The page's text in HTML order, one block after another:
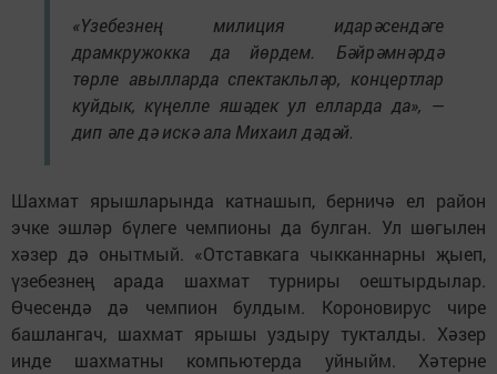
«Үзебезнең милиция идарәсендәге
драмкружокка да йөрдем. Бәйрәмнәрдә
төрле авылларда спектакльләр, концертлар
куйдык, күңелле яшәдек ул елларда да», —
дип әле дә искә ала Михаил дәдәй.
Шахмат ярышларында катнашып, берничә ел район
эчке эшләр бүлеге чемпионы да булган. Ул шөгылен
хәзер дә онытмый. «Отставкага чыкканнарны җыеп,
үзебезнең арада шахмат турниры оештырдылар.
Өчесендә дә чемпион булдым. Короновирус чире
башлангач, шахмат ярышы уздыру тукталды. Хәзер
инде шахматны компьютерда уйныйм. Хәтерне